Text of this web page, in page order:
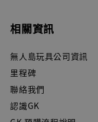
相關資訊
無人島玩具公司資訊
里程碑
聯絡我們
認識GK